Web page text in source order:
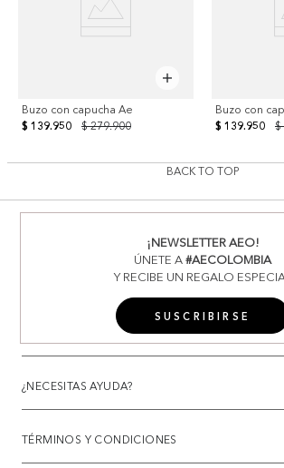
Buzo con capucha Ae
$ 279.900
$ 139.950
Buzo con
$
$ 139.950
BACK TO TOP
¡NEWSLETTER AEO!
ÚNETE A#AECOLOMBIA
Y RECIBE UN REGALO
SUSCRIBIRSE
¿NECESITAS AYUDA?
TÉRMINOS Y CONDICIONES